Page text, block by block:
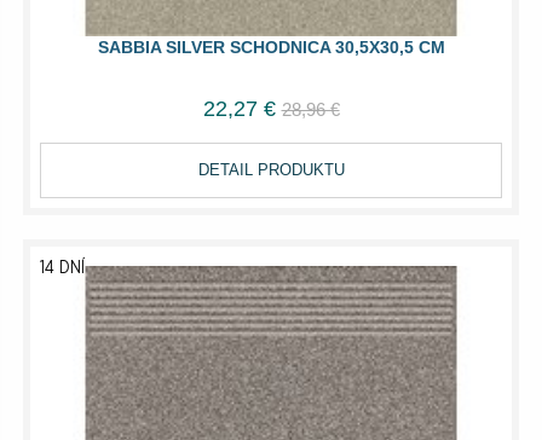
SABBIA SILVER SCHODNICA 30,5X30,5 CM
22,27 € 28,96 €
DETAIL PRODUKTU
14 DNÍ